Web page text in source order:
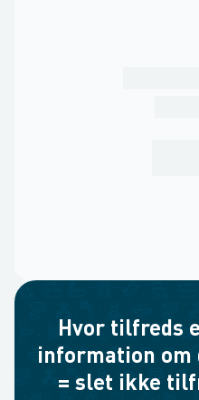
Hvor tilfreds
information om
= slet ikke